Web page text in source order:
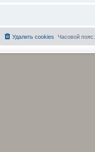
Часовой пояс:
Удалить cookies